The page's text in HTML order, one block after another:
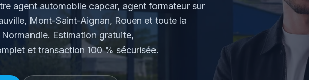
agent automobile capcar, agent formateur sur
Mont-Saint-Aignan, Rouen et toute la
. Estimation gratuite,
et transaction 100 % sécurisée.